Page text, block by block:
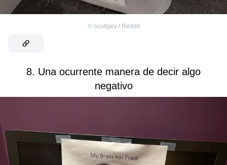
© scodgey / Reddit
8. Una ocurrente manera de decir algo
negativo